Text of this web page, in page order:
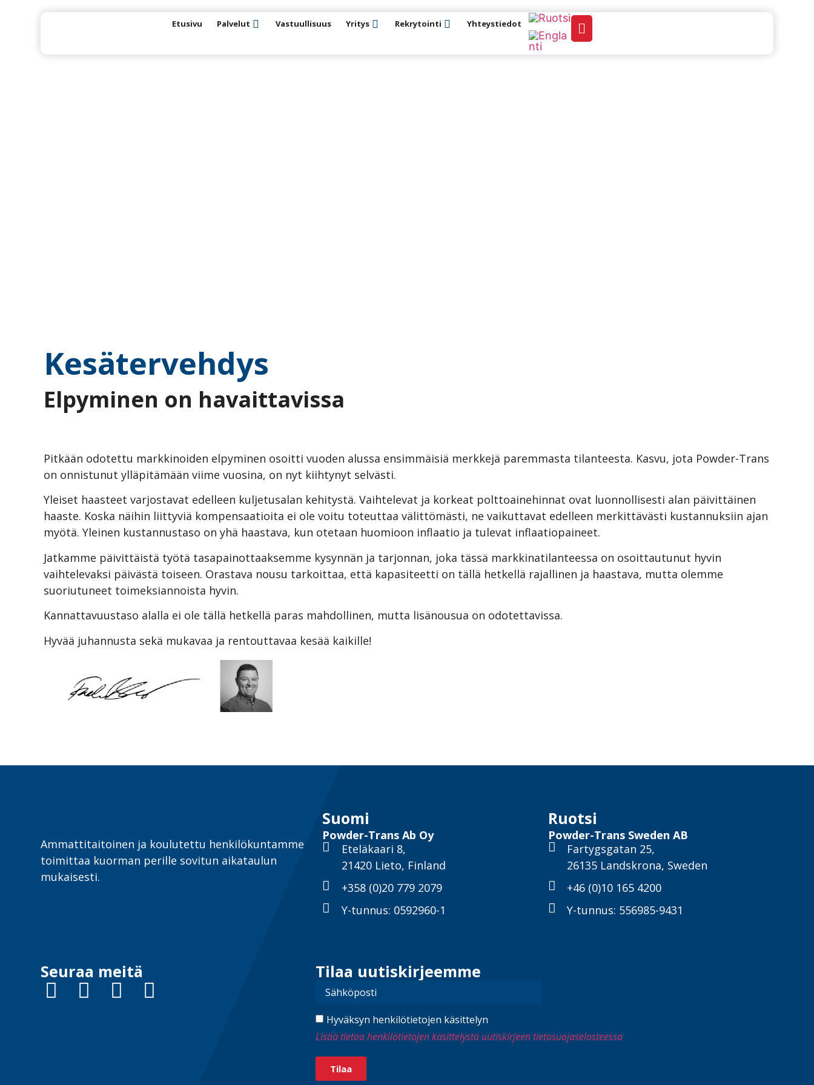
Etusivu Palvelut Vastuullisuus Yritys Rekrytointi Yhteystiedot
Kesätervehdys
Elpyminen on havaittavissa
Pitkään odotettu markkinoiden elpyminen osoitti vuoden alussa ensimmäisiä merkkejä paremmasta tilanteesta. Kasvu, jota Powder-Trans
on onnistunut ylläpitämään viime vuosina, on nyt kiihtynyt selvästi.
Yleiset haasteet varjostavat edelleen kuljetusalan kehitystä. Vaihtelevat ja korkeat polttoainehinnat ovat luonnollisesti alan päivittäinen
haaste. Koska näihin liittyviä kompensaatioita ei ole voitu toteuttaa välittömästi, ne vaikuttavat edelleen merkittävästi kustannuksiin ajan
myötä. Yleinen kustannustaso on yhä haastava, kun otetaan huomioon inflaatio ja tulevat inflaatiopaineet.
Jatkamme päivittäistä työtä tasapainottaaksemme kysynnän ja tarjonnan, joka tässä markkinatilanteessa on osoittautunut hyvin
vaihtelevaksi päivästä toiseen. Orastava nousu tarkoittaa, että kapasiteetti on tällä hetkellä rajallinen ja haastava, mutta olemme
suoriutuneet toimeksiannoista hyvin.
Kannattavuustaso alalla ei ole tällä hetkellä paras mahdollinen, mutta lisänousua on odotettavissa.
Hyvää juhannusta sekä mukavaa ja rentouttavaa kesää kaikille!
Ammattitaitoinen ja koulutettu henkilökuntamme
toimittaa kuorman perille sovitun aikataulun
mukaisesti.
Suomi
Powder-Trans Ab Oy
Eteläkaari 8,
21420 Lieto, Finland
+358 (0)20 779 2079
Y-tunnus: 0592960-1
Ruotsi
Powder-Trans Sweden AB
Fartygsgatan 25,
26135 Landskrona, Sweden
+46 (0)10 165 4200
Y-tunnus: 556985-9431
Seuraa meitä Tilaa uutiskirjeemme
Hyväksyn henkilötietojen käsittelyn
Lisää tietoa henkilötietojen käsittelystä uutiskirjeen tietosuojaselosteessa
Tilaa